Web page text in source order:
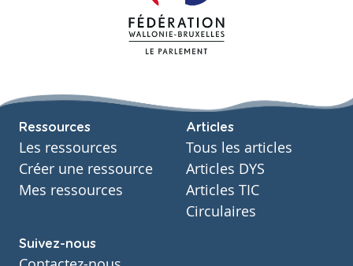
Ressources
Les ressources
Créer une ressource
Mes ressources
Articles
Tous les articles
Articles DYS
Articles TIC
Circulaires
Suivez-nous